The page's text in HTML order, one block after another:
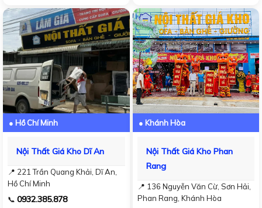
● Hồ Chí Minh
Nội Thất Giá Kho Dĩ An
📍 221 Trần Quang Khải, Dĩ An,
Hồ Chí Minh
📞 0932.385.878
● Khánh Hòa
Nội Thất Giá Kho Phan
Rang
📍 136 Nguyễn Văn Cừ, Sơn Hải,
Phan Rang, Khánh Hòa